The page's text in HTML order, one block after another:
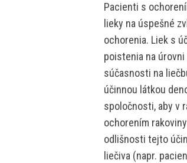
Pacienti s
lieky na úspešné
ochorenia. Liek s
poistenia na
súčasnosti na
účinnou látkou
spoločnosti, aby v
ochorením
odlišnosti tejto
liečiva (napr.